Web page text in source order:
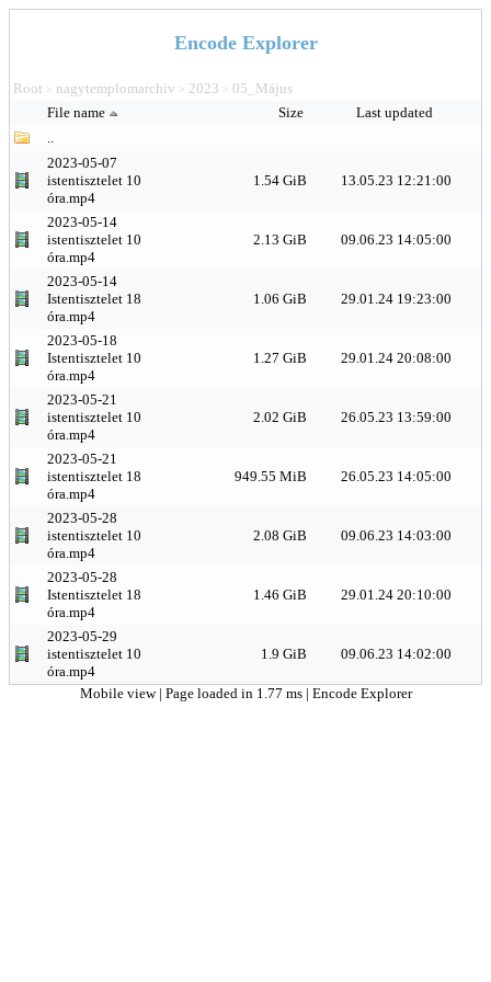
Encode Explorer
Root > nagytemplomarchiv > 2023 > 05_Május
File name
Size
Last updated
..
2023-05-07
istentisztelet 10
óra.mp4
1.54 GiB 13.05.23 12:21:00
2023-05-14
istentisztelet 10
óra.mp4
2.13 GiB 09.06.23 14:05:00
2023-05-14
Istentisztelet 18
óra.mp4
1.06 GiB 29.01.24 19:23:00
2023-05-18
Istentisztelet 10
óra.mp4
1.27 GiB 29.01.24 20:08:00
2023-05-21
istentisztelet 10
óra.mp4
2.02 GiB 26.05.23 13:59:00
2023-05-21
istentisztelet 18
óra.mp4
949.55 MiB 26.05.23 14:05:00
2023-05-28
istentisztelet 10
óra.mp4
2.08 GiB 09.06.23 14:03:00
2023-05-28
Istentisztelet 18
óra.mp4
1.46 GiB 29.01.24 20:10:00
2023-05-29
istentisztelet 10
óra.mp4
1.9 GiB 09.06.23 14:02:00
Mobile view | Page loaded in 1.77 ms | Encode Explorer